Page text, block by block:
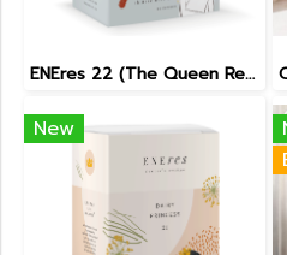
ENEres 22 (The Queen Returns)
New